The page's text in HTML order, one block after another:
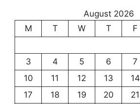
August 2026
M
T W T F
3
4 5 6 7
10
11 12 13 14
17
18 19 20 21